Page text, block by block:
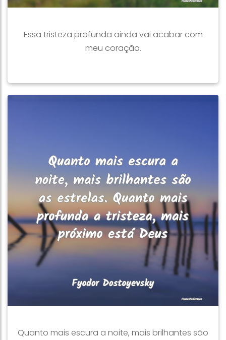
Essa tristeza profunda ainda vai acabar com
meu coração.
Quanto mais escura a noite, mais brilhantes são